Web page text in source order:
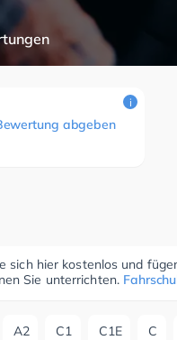
abgeben
i
sich hier kostenlos und
Sie unterrichten.
A2 C1 C1E C